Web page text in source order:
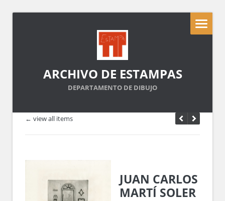
ARCHIVO DE ESTAMPAS
DEPARTAMENTO DE DIBUJO
← view all items
JUAN CARLOS
MARTÍ SOLER